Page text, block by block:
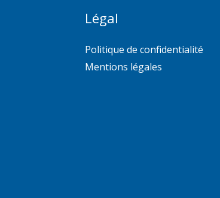
Légal
Politique de confidentialité
Mentions légales